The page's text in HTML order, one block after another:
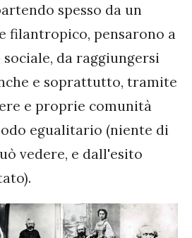
spesso da un
filantropico, pensarono a
da raggiungersi
e soprattutto, tramite
e proprie comunità
egualitario (niente di
vedere, e dall'esito